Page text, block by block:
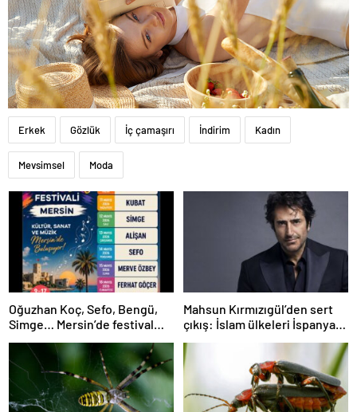
Erkek Gözlük İç çamaşırı İndirim Kadın
Mevsimsel Moda
Oğuzhan Koç, Sefo, Bengü,
Simge… Mersin’de festival
heyecanı başlıyor
Mahsun Kırmızıgül’den sert
çıkış: İslam ülkeleri İspanya
kadar cesur olamadı